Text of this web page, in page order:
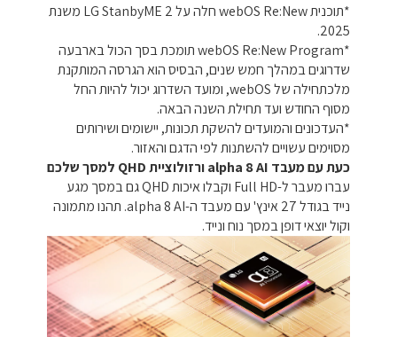
*תוכנית webOS Re:New חלה על LG StanbyME 2 משנת
2025.
*webOS Re:New Program תומכת בסך הכול בארבעה
שדרוגים במהלך חמש שנים, הבסיס הוא הגרסה המותקנת
מלכתחילה של webOS, ומועד השדרוג יכול להיות החל
מסוף החודש ועד תחילת השנה הבאה.
*העדכונים והמועדים להשקת תכונות, יישומים ושירותים
מסוימים עשויים להשתנות לפי הדגם והאזור.
כעת עם מעבד alpha 8 AI ורזולוציית QHD למסך שלכם
עברו מעבר ל-Full HD וקבלו איכות QHD גם במסך מגע
נייד בגודל 27 אינץ' עם מעבד ה-alpha 8 AI. תהנו מתמונה
וקול יוצאי דופן במסך נוח ונייד.